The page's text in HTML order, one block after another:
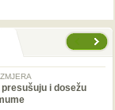
i dosežu